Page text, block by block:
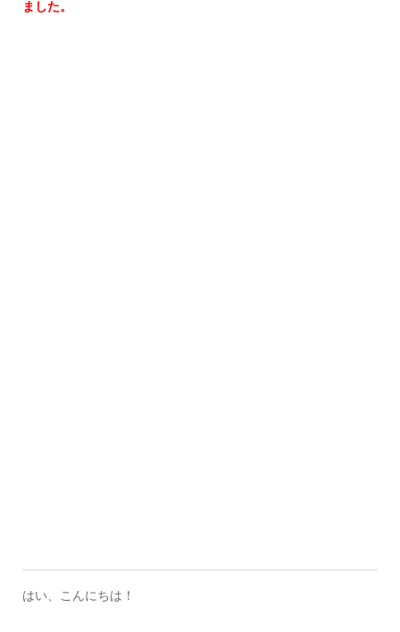
ました。
はい、こんにちは！